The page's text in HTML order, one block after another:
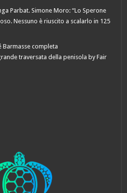
Parbat. Simone Moro: “Lo Sperone
Nessuno è riuscito a scalarlo in 125
Barmasse completa
traversata della penisola by Fair